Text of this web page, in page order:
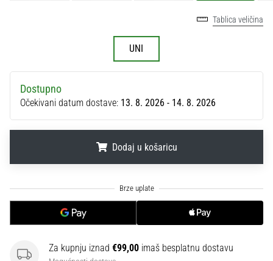
i
kopačkama
Nike,
i
dio
Prikaži
Tablica veličina
UNI
Dostupno
Očekivani datum dostave: 13. 8. 2026 - 14. 8. 2026
Dodaj u košaricu
Za kupnju iznad €99,00 imaš besplatnu dostavu